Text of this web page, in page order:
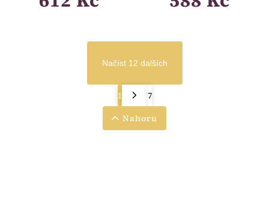
Načíst 12 dalších
1
7
Nahoru